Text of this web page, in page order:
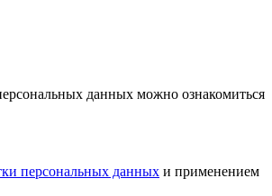
данных можно ознакомиться
персональных данных и применением